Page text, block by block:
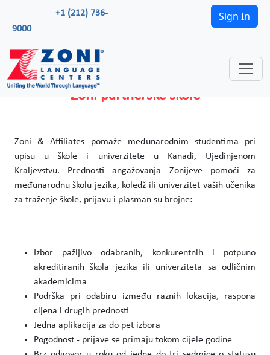
+1 (212) 736-
9000
Sign In
Zoni partnerske škole
Zoni & Affiliates pomaže međunarodnim studentima pri
upisu u škole i univerzitete u Kanadi, Ujedinjenom
Kraljevstvu. Prednosti angažovanja Zonijeve pomoći za
međunarodnu školu jezika, koledž ili univerzitet vaših učenika
za traženje škole, prijavu i plasman su brojne:
Izbor pažljivo odabranih, konkurentnih i potpuno
akreditiranih škola jezika ili univerziteta sa odličnim
akademicima
Podrška pri odabiru između raznih lokacija, raspona
cijena i drugih prednosti
Jedna aplikacija za do pet izbora
Pogodnost - prijave se primaju tokom cijele godine